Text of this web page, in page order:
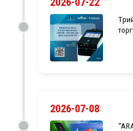
2026-07-08